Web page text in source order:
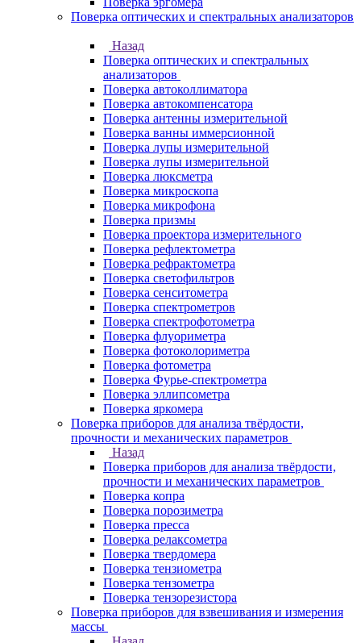
Поверка оптических и спектральных анализаторов
Назад
Поверка оптических и спектральных
анализаторов
Поверка автоколлиматора
Поверка автокомпенсатора
Поверка антенны измерительной
Поверка ванны иммерсионной
Поверка лупы измерительной
Поверка лупы измерительной
Поверка люксметра
Поверка микроскопа
Поверка микрофона
Поверка призмы
Поверка проектора измерительного
Поверка рефлектометра
Поверка рефрактометра
Поверка светофильтров
Поверка сенситометра
Поверка спектрометров
Поверка спектрофотометра
Поверка флуориметра
Поверка фотоколориметра
Поверка фотометра
Поверка Фурье-спектрометра
Поверка эллипсометра
Поверка яркомера
Поверка приборов для анализа твёрдости,
прочности и механических параметров
Назад
Поверка приборов для анализа твёрдости,
прочности и механических параметров
Поверка копра
Поверка порозиметра
Поверка пресса
Поверка релаксометра
Поверка твердомера
Поверка тензиометра
Поверка тензометра
Поверка тензорезистора
Поверка приборов для взвешивания и измерения
массы